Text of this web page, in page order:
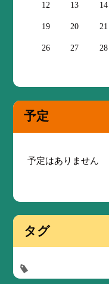
12 13 14
19 20 21
26 27 28
予定
予定はありません
タグ